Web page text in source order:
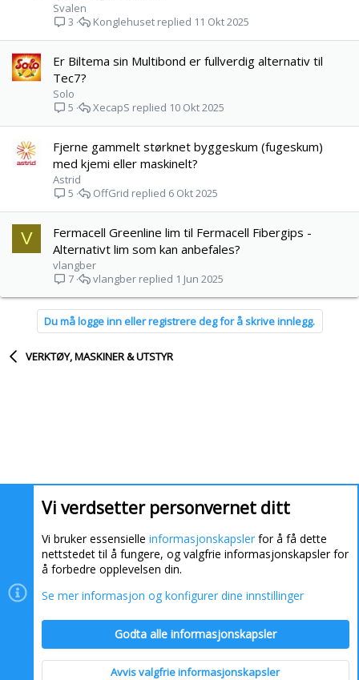
Svalen
3
11 Okt 2025
Konglehuset
Er Biltema sin Multibond er fullverdig alternativ til
Tec7?
Solo
5
10 Okt 2025
XecapS
Fjerne gammelt størknet byggeskum (fugeskum)
med kjemi eller maskinelt?
Astrid
5
6 Okt 2025
OffGrid
V
Fermacell Greenline lim til Fermacell Fibergips -
Alternativt lim som kan anbefales?
vlangber
7
1 Jun 2025
vlangber
Du må logge inn eller registrere deg for å skrive innlegg.
VERKTØY, MASKINER & UTSTYR
Informasjonskapsler Kontakt oss Hjelp
Vi verdsetter personvernet ditt
Vi bruker essensielle informasjonskapsler for å få dette
nettstedet til å fungere, og valgfrie informasjonskapsler for
å forbedre opplevelsen din.
Se mer informasjon og konfigurer dine innstillinger
Godta alle informasjonskapsler
Avvis valgfrie informasjonskapsler